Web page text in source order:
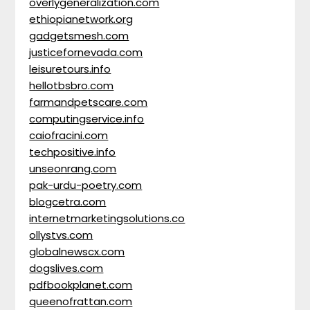
ethiopianetwork.org
gadgetsmesh.com
justicefornevada.com
leisuretours.info
hellotbsbro.com
farmandpetscare.com
computingservice.info
caiofracini.com
techpositive.info
unseonrang.com
pak-urdu-poetry.com
blogcetra.com
internetmarketingsolutions.co
ollystvs.com
globalnewscx.com
dogslives.com
pdfbookplanet.com
queenofrattan.com